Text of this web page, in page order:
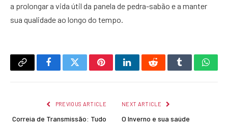
a prolongar a vida útil da panela de pedra-sabão e a manter
sua qualidade ao longo do tempo.
Copy
FacebookTwitterPinterestLinkedInRedditTumblr
PREVIOUS ARTICLE
Correia de Transmissão: Tudo
NEXT ARTICLE
O Inverno e sua saúde